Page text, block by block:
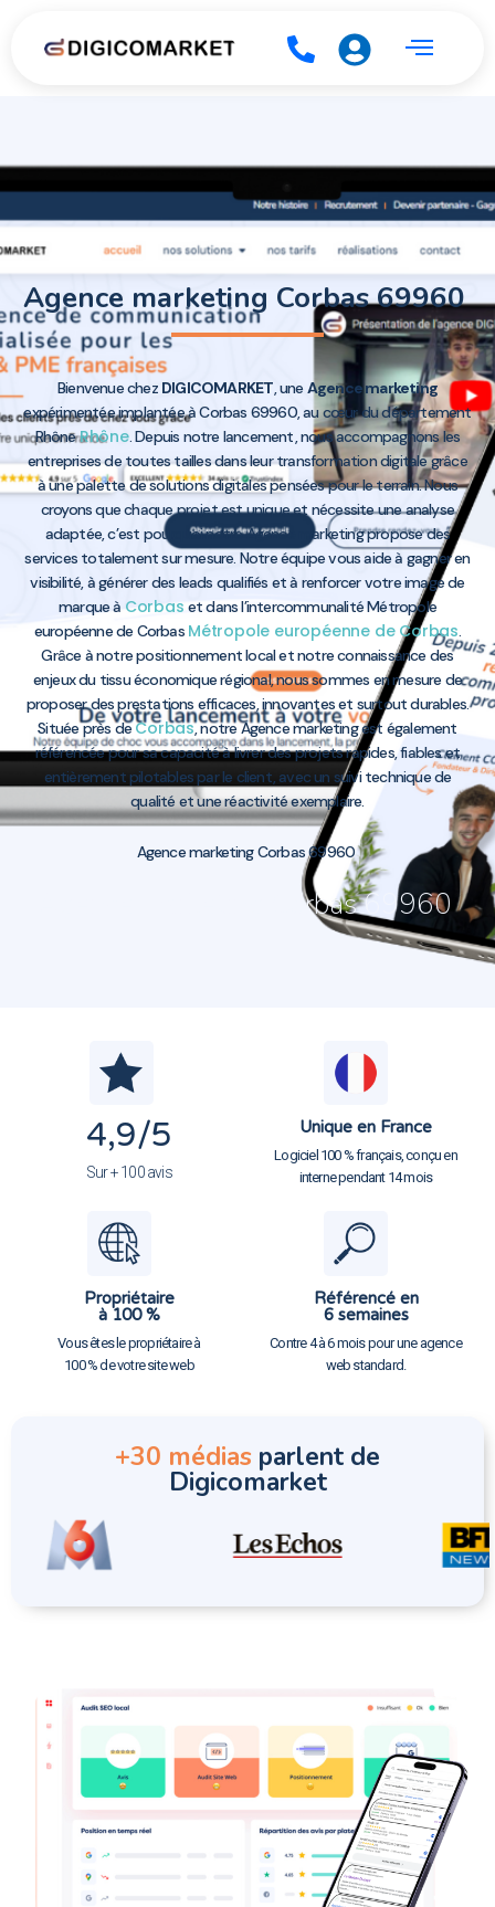
Agence marketing Corbas 69960
Bienvenue chez DIGICOMARKET , uneAgence marketing
expérimentée implantée à Corbas 69960, au cœur du département
RhôneRhône. Depuis notre lancement, nous accompagnons les
entreprises de toutes tailles dans leur transformation digitale grâce
à une palette de solutions digitales pensées pour le terrain. Nous
croyons que chaque projet est unique et nécessite une analyse
adaptée, c’est pourquoi notre Agence marketing propose des
services totalement sur mesure. Notre équipe vous aide à gagner en
visibilité, à générer des leads qualifiés et à renforcer votre image de
marque à Corbas et dans l’intercommunalité Métropole
européenne de Corbas Métropole européenne de Corbas
Grâce à notre positionnement local et notre connaissance des
enjeux du tissu économique régional, nous sommes en mesure de
proposer des prestations efficaces, innovantes et surtout durables.
Située près deCorbas, notre Agence marketing est également
référencée pour sa capacité à livrer des projets rapides, fiables et
entièrement pilotables par le client, avec un suivi technique de
qualité et une réactivité exemplaire.
Agence marketing Corbas 69960
Agence marketing Corbas 69960
4,9/5
Sur + 100 avis
Unique en France
Logiciel 100 % français, conçu en
interne pendant 14 mois
Propriétaire
à 100 %
Vous êtes le propriétaire à
100 % de votre site web
Référencé en
6 semaines
Contre 4 à 6 mois pour une agence
web standard.
+30 médias parlent de
Digicomarket